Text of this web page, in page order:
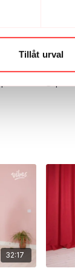
Tillåt urval
härligt pass.
efter 😍
32:17